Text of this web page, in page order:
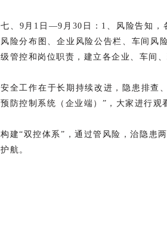
七、9月1日—9月30日：1、风险告知，
风险分布图、企业风险公告栏、车间风
级管控和岗位职责，建立各企业、车间
安全工作在于长期持续改进，隐患排查
预防控制系统（企业端）”，大家进行观
构建“双控体系”，通过管风险，治隐患
护航。